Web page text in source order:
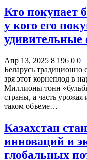
Кто покупает
у кого его
Апр 13, 2025 8 196 0 0
Беларусь традиционно
зря этот корнеплод в
Миллионы тонн
страны, а часть урожая
таком объеме…
Казахстан
инноваций и
глобальных